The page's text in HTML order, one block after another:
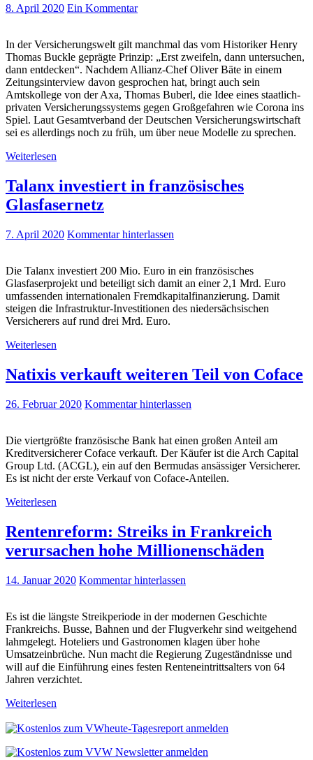
8. April 2020 Ein Kommentar
In der Versicherungswelt gilt manchmal das vom Historiker Henry
Thomas Buckle geprägte Prinzip: „Erst zweifeln, dann untersuchen,
dann entdecken“. Nachdem Allianz-Chef Oliver Bäte in einem
Zeitungsinterview davon gesprochen hat, bringt auch sein
Amtskollege von der Axa, Thomas Buberl, die Idee eines staatlich-
privaten Versicherungssystems gegen Großgefahren wie Corona ins
Spiel. Laut Gesamtverband der Deutschen Versicherungswirtschaft
sei es allerdings noch zu früh, um über neue Modelle zu sprechen.
Weiterlesen
Talanx investiert in französisches
Glasfasernetz
7. April 2020 Kommentar hinterlassen
Die Talanx investiert 200 Mio. Euro in ein französisches
Glasfaserprojekt und beteiligt sich damit an einer 2,1 Mrd. Euro
umfassenden internationalen Fremdkapitalfinanzierung. Damit
steigen die Infrastruktur-Investitionen des niedersächsischen
Versicherers auf rund drei Mrd. Euro.
Weiterlesen
Natixis verkauft weiteren Teil von Coface
26. Februar 2020 Kommentar hinterlassen
Die viertgrößte französische Bank hat einen großen Anteil am
Kreditversicherer Coface verkauft. Der Käufer ist die Arch Capital
Group Ltd. (ACGL), ein auf den Bermudas ansässiger Versicherer.
Es ist nicht der erste Verkauf von Coface-Anteilen.
Weiterlesen
Rentenreform: Streiks in Frankreich
verursachen hohe Millionenschäden
14. Januar 2020 Kommentar hinterlassen
Es ist die längste Streikperiode in der modernen Geschichte
Frankreichs. Busse, Bahnen und der Flugverkehr sind weitgehend
lahmgelegt. Hoteliers und Gastronomen klagen über hohe
Umsatzeinbrüche. Nun macht die Regierung Zugeständnisse und
will auf die Einführung eines festen Renteneintrittsalters von 64
Jahren verzichtet.
Weiterlesen